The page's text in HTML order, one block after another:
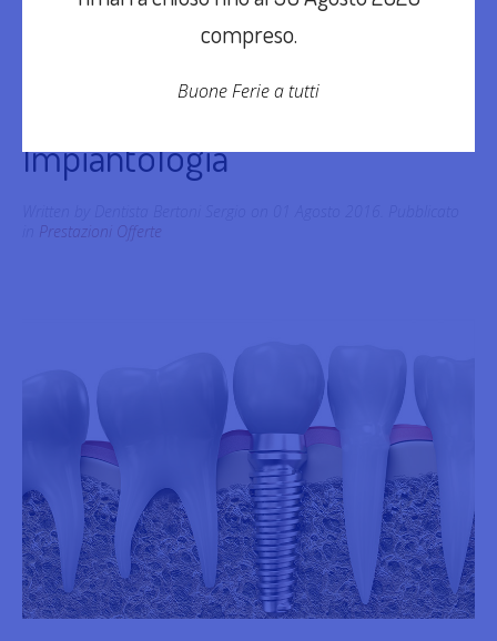
Impiantologia
Prestazioni Offerte
compreso.
Buone Ferie a tutti